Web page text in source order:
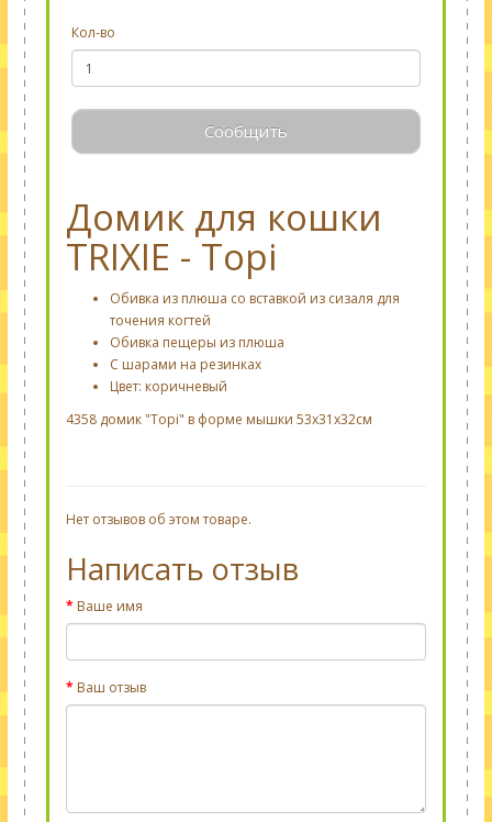
Кол-во
Сообщить
Домик для кошки
TRIXIE - Topi
Обивка из плюша со вставкой из сизаля для
точения когтей
Обивка пещеры из плюша
С шарами на резинках
Цвет: коричневый
4358 домик "Topi" в форме мышки 53х31х32см
Нет отзывов об этом товаре.
Написать отзыв
Ваше имя
Ваш отзыв